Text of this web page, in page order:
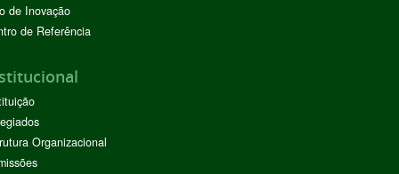
de Inovação
de Referência
Organizacional